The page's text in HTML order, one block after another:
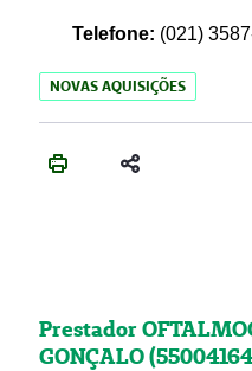
Telefone: (021)
NOVAS AQUISIÇÕES
Prestador
GONÇALO